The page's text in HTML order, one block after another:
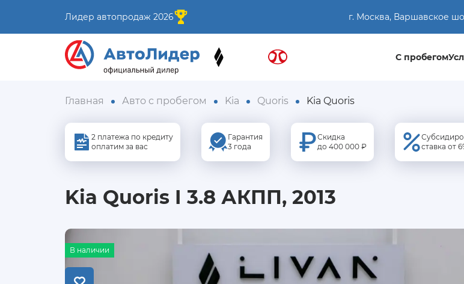
Лидер автопродаж 2026 г. Москва, Варшавское
С пробегом
Главная Авто с пробегом Kia Quoris Kia Quoris
2 платежа по кредиту
оплатим за вас
Гарантия
3 года
Скидка
до 400 000 ₽
ставка от
Kia Quoris I 3.8 АКПП, 2013
В наличии